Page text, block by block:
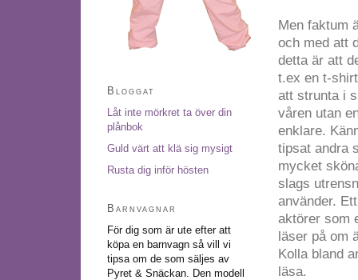
Men faktum
och med att
detta är att
t.ex en t-
att strunta i
våren utan
enklare.
tipsat andra
mycket
slags
använder.
aktörer som
läser på om
Kolla bland
läsa.
Bloggat
Låt inte mörkret ta över din
plånbok
Guld värt att klä sig mysigt
Rusta dig inför hösten
Barnvagnar
För dig som är ute efter att
köpa en barnvagn så vill vi
tipsa om de som säljes av
Pyret & Snäckan. Den modell